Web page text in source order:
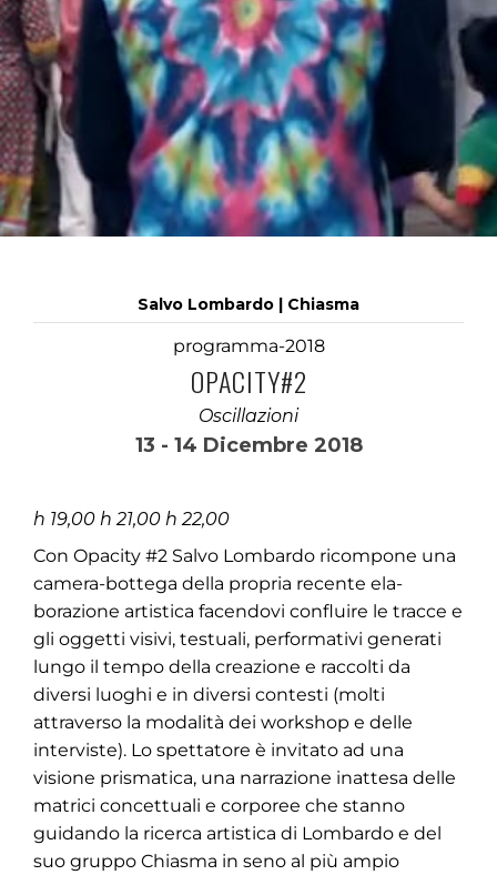
Salvo Lombardo | Chiasma
programma-2018
OPACITY#2
Oscillazioni
13 - 14 Dicembre 2018
h 19,00 h 21,00 h 22,00
Con Opacity #2 Salvo Lombardo ricompone una
camera-bottega della propria recente ela-
borazione artistica facendovi confluire le tracce e
gli oggetti visivi, testuali, performativi generati
lungo il tempo della creazione e raccolti da
diversi luoghi e in diversi contesti (molti
attraverso la modalità dei workshop e delle
interviste). Lo spettatore è invitato ad una
visione prismatica, una narrazione inattesa delle
matrici concettuali e corporee che stanno
guidando la ricerca artistica di Lombardo e del
suo gruppo Chiasma in seno al più ampio